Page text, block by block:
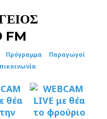
Πρόγραμμα
Παραγωγοί